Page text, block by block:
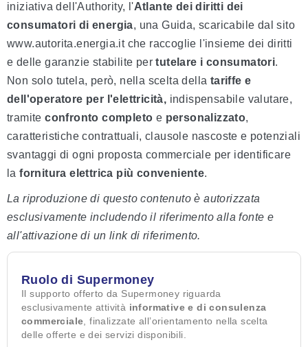
iniziativa dell'Authority, l'Atlante dei diritti dei
consumatori di energia, una Guida, scaricabile dal sito
www.autorita.energia.it che raccoglie l'insieme dei diritti
e delle garanzie stabilite pertutelare i consumatori.
Non solo tutela, però, nella scelta della tariffe e
dell'operatore per l'elettricità, indispensabile valutare,
tramiteconfronto completo e personalizzato,
caratteristiche contrattuali, clausole nascoste e potenziali
svantaggi di ogni proposta commerciale per identificare
lafornitura elettrica più conveniente.
La riproduzione di questo contenuto è autorizzata
esclusivamente includendo il riferimento alla fonte e
all'attivazione di un link di riferimento.
Ruolo di Supermoney
Il supporto offerto da Supermoney riguarda
esclusivamente attività informative e di consulenza
commerciale , finalizzate all’orientamento nella scelta
delle offerte e dei servizi disponibili.